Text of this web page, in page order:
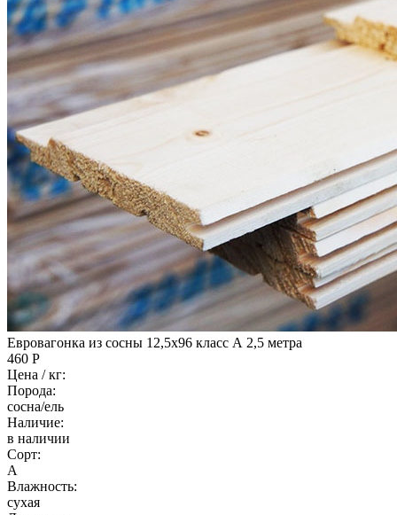
Евровагонка из сосны 12,5x96 класс А 2,5 метра
460 Р
Цена / кг:
Порода:
сосна/ель
Наличие:
в наличии
Сорт:
А
Влажность:
сухая